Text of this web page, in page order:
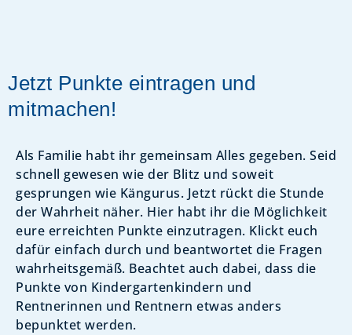
Jetzt Punkte eintragen und
mitmachen!
Als Familie habt ihr gemeinsam Alles gegeben. Seid
schnell gewesen wie der Blitz und soweit
gesprungen wie Kängurus. Jetzt rückt die Stunde
der Wahrheit näher. Hier habt ihr die Möglichkeit
eure erreichten Punkte einzutragen. Klickt euch
dafür einfach durch und beantwortet die Fragen
wahrheitsgemäß. Beachtet auch dabei, dass die
Punkte von Kindergartenkindern und
Rentnerinnen und Rentnern etwas anders
bepunktet werden.